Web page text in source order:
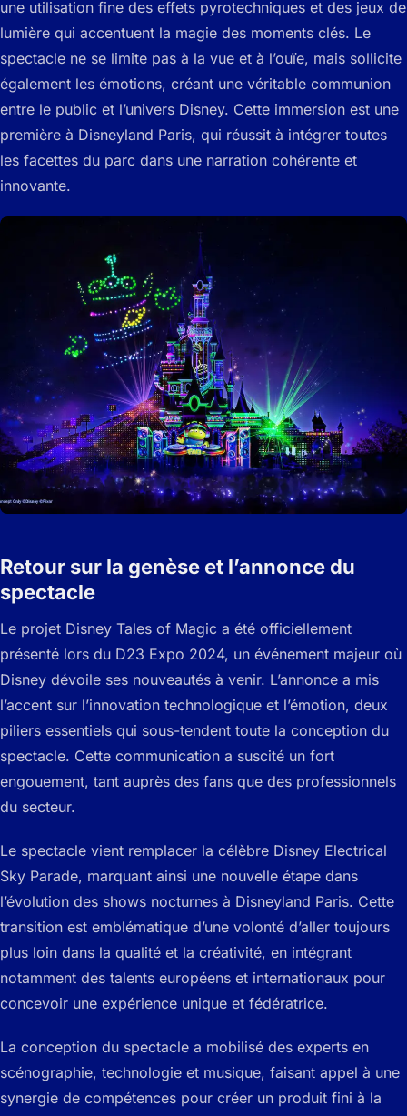
une utilisation fine des effets pyrotechniques et des jeux de
lumière qui accentuent la magie des moments clés. Le
spectacle ne se limite pas à la vue et à l’ouïe, mais sollicite
également les émotions, créant une véritable communion
entre le public et l’univers Disney. Cette immersion est une
première à Disneyland Paris, qui réussit à intégrer toutes
les facettes du parc dans une narration cohérente et
innovante.
Retour sur la genèse et l’annonce du
spectacle
Le projet Disney Tales of Magic a été officiellement
présenté lors du D23 Expo 2024, un événement majeur où
Disney dévoile ses nouveautés à venir. L’annonce a mis
l’accent sur l’innovation technologique et l’émotion, deux
piliers essentiels qui sous-tendent toute la conception du
spectacle. Cette communication a suscité un fort
engouement, tant auprès des fans que des professionnels
du secteur.
Le spectacle vient remplacer la célèbre Disney Electrical
Sky Parade, marquant ainsi une nouvelle étape dans
l’évolution des shows nocturnes à Disneyland Paris. Cette
transition est emblématique d’une volonté d’aller toujours
plus loin dans la qualité et la créativité, en intégrant
notamment des talents européens et internationaux pour
concevoir une expérience unique et fédératrice.
La conception du spectacle a mobilisé des experts en
scénographie, technologie et musique, faisant appel à une
synergie de compétences pour créer un produit fini à la